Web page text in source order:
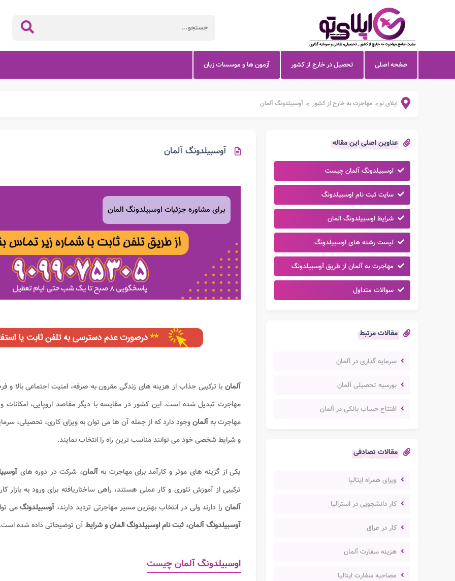
صفحه اصلی تحصیل در خارج از کشور آزمون ها و موسسات زبان
اپلای تو> مهاجرت به خارج از کشور > آوسبیلدونگ آلمان
عناوین اصلی این مقاله
اوسبیلدونگ آلمان چیست
سایت ثبت نام اوسبیلدونگ
شرایط اوسبیلدونگ المان
لیست رشته های اوسبیلدونگ
مهاجرت به آلمان از طریق آوسبیلدونگ
سوالات متداول
مقالات مرتبط
سرمایه گذاری در آلمان
بورسیه تحصیلی آلمان
افتتاح حساب بانکی در آلمان
مقالات تصادفی
ویزای همراه ایتالیا
کار دانشجویی در استرالیا
کار در عراق
هزینه سفارت آلمان
مصاحبه سفارت ایتالیا
آوسبیلدونگ آلمان
برای مشاوره جزئیات اوسبیلدونگ المان
آلمان با ترکیبی جذاب از هزینه های زندگی مقرون به صرفه، امنیت اجتماعی بالا
مهاجرت تبدیل شده است. این کشور در مقایسه با دیگر مقاصد اروپایی، امکانات و
مهاجرت بهآلمانوجود دارد که از جمله آن ها می توان به ویزای کاری، تحصیلی،
و شرایط شخصی خود می توانند مناسب ترین راه را انتخاب نمایند.
یکی از گزینه های موثر و کارآمد برای مهاجرت بهآلمان، شرکت در دوره های
ترکیبی از آموزش تئوری و کار عملی هستند، راهی ساختاریافته برای ورود به بازار
آلمان را دارند ولی در انتخاب بهترین مسیر مهاجرتی تردید دارند، آوسبیلدونگمی
آوسبیلدونگ آلمان، ثبت نام اوسبیلدونگ المان و شرایطآن توضیحاتی داده شده است.
اوسبیلدونگ آلمان چیست